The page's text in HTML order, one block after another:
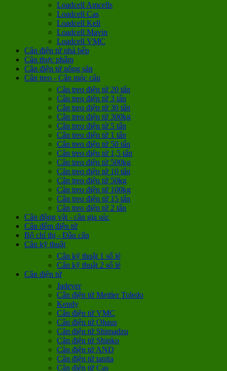
Loadcell Amcells
Loadcell Cas
Loadcell Keli
Loadcell Mavin
Loadcell VMC
Cân điện tử nhà bếp
Cân thực phẩm
Cân điện tử nông sản
Cân treo - Cân móc cẩu
Cân treo điện tử 20 tấn
Cân treo điện tử 3 tấn
Cân treo điện tử 30 tấn
Cân treo điện tử 300kg
Cân treo điện tử 5 tấn
Cân treo điện tử 1 tấn
Cân treo điện tử 50 tấn
Cân treo điện tử 1,5 tấn
Cân treo điện tử 500kg
Cân treo điện tử 10 tấn
Cân treo điện tử 50kg
Cân treo điện tử 100kg
Cân treo điện tử 15 tấn
Cân treo điện tử 2 tấn
Cân động vật - cân gia súc
Cân đếm điện tử
Bộ chỉ thị - Đầu cân
Cân kỹ thuật
Cân kỹ thuật 1 số lẻ
Cân kỹ thuật 2 số lẻ
Cân điện tử
Jadever
Cân điện tử Mettler Toledo
Kendy
Cân điện tử VMC
Cân điện tử Ohaus
Cân điện tử Shimadzu
Cân điện tử Shinko
Cân điện tử AND
Cân điện tử tanita
Cân điện tử Cas